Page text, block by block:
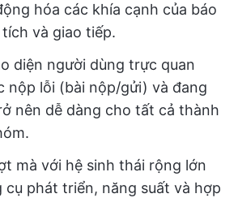
hóa các khía cạnh của báo
và giao tiếp.
diện người dùng trực quan
nộp lỗi (bài nộp/gửi) và đang
nên dễ dàng cho tất cả thành
mà với hệ sinh thái rộng lớn
cụ phát triển, năng suất và hợp